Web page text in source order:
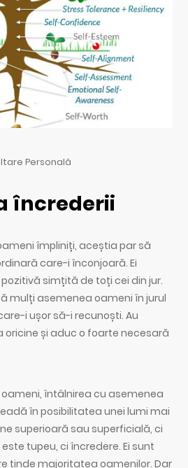
Personală
încrederii
împliniți, aceștia par să
care-i înconjoară. Ei
simțită de toți cei din jur.
mulți asemenea oameni în jurul
i ușor să-i recunoști. Au
oricine și aduc o foarte necesară
întâlnirea cu asemenea
în posibilitatea unei lumi mai
superioară sau superficială, ci
tupeu, ci încredere. Ei sunt
tinde majoritatea oamenilor. Dar